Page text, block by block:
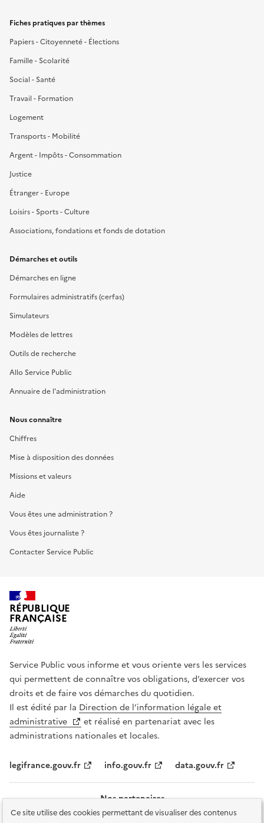
Ce site utilise des cookies permettant de visualiser des contenus
Fiches pratiques par thèmes
Papiers - Citoyenneté - Élections
Famille - Scolarité
Social - Santé
Travail - Formation
Logement
Transports - Mobilité
Argent - Impôts - Consommation
Justice
Étranger - Europe
Loisirs - Sports - Culture
Associations, fondations et fonds de dotation
Démarches et outils
Démarches en ligne
Formulaires administratifs (cerfas)
Simulateurs
Modèles de lettres
Outils de recherche
Allo Service Public
Annuaire de l'administration
Nous connaître
Chiffres
Mise à disposition des données
Missions et valeurs
Aide
Vous êtes une administration ?
Vous êtes journaliste ?
Contacter Service Public
RÉPUBLIQUE
FRANÇAISE
Service Public vous informe et vous oriente vers les services
qui permettent de connaître vos obligations, d’exercer vos
droits et de faire vos démarches du quotidien.
Il est édité par la Direction de l’information légale et
administrative
et réalisé en partenariat avec les
administrations nationales et locales.
legifrance.gouv.fr info.gouv.fr data.gouv.fr
Nos partenaires